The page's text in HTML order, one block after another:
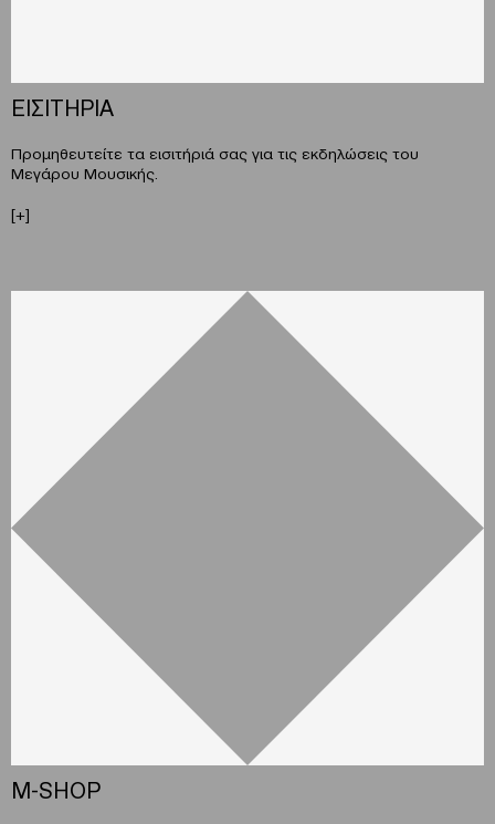
ΕΙΣΙΤΗΡΙΑ
Προµηθευτείτε τα εισιτήριά σας για τις εκδηλώσεις του
Μεγάρου Μουσικής.
[+]
Μ-SHOP